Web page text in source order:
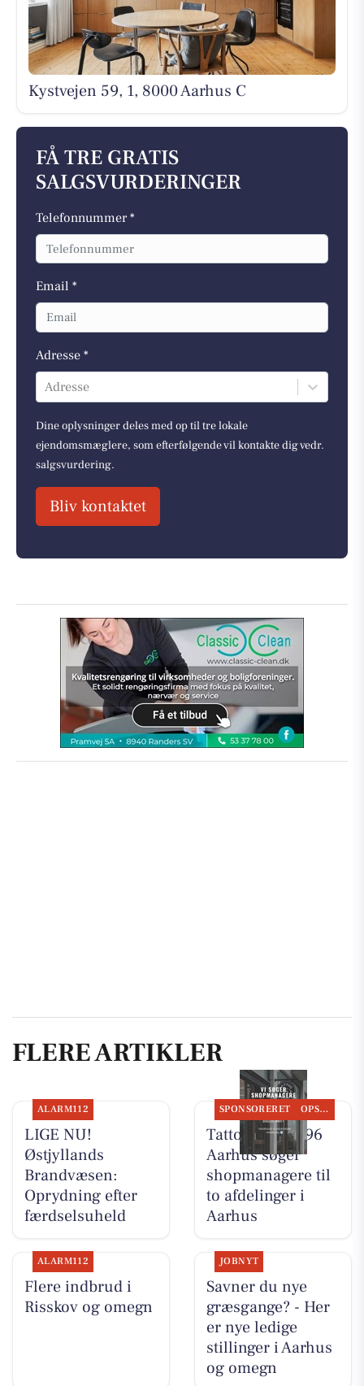
Kystvejen 59, 1, 8000 Aarhus C
FÅ TRE GRATIS
SALGSVURDERINGER
Telefonnummer *
Email *
Adresse *
Adresse
Dine oplysninger deles med op til tre lokale
ejendomsmæglere, som efterfølgende vil kontakte dig vedr.
salgsvurdering.
Bliv kontaktet
FLERE ARTIKLER
ALARM112
LIGE NU!
Østjyllands
Brandvæsen:
Oprydning efter
færdselsuheld
SPONSORERET OPSLAGSTAVLEN
Tattoo Studio 96
Aarhus søger
shopmanagere til
to afdelinger i
Aarhus
ALARM112
Flere indbrud i
Risskov og omegn
JOBNYT
Savner du nye
græsgange? - Her
er nye ledige
stillinger i Aarhus
og omegn